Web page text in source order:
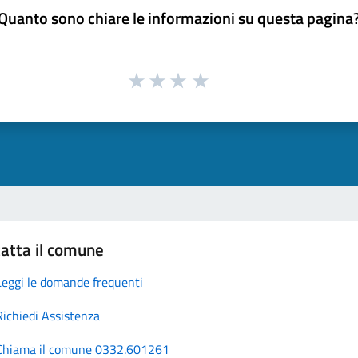
sono chiare le informazioni su questa
il comune
le domande frequenti
Assistenza
il comune 0332.601261